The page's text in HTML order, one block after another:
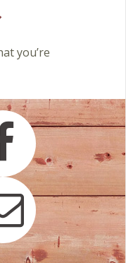
you’re